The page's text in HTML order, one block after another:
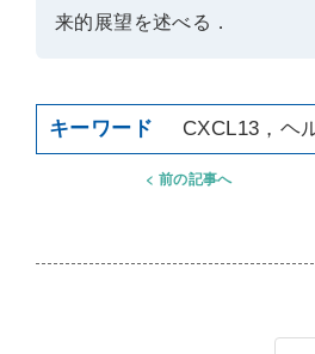
来的展望を述べる．
CXCL13，ヘ
前の記事へ